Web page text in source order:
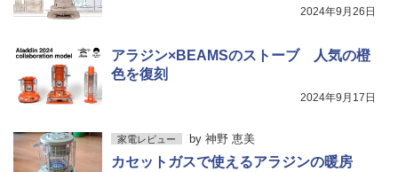
2024年9月26日
アラジン×BEAMSのストーブ 人気の橙
色を復刻
2024年9月17日
家電レビュー by 神野 恵美
カセットガスで使えるアラジンの暖房